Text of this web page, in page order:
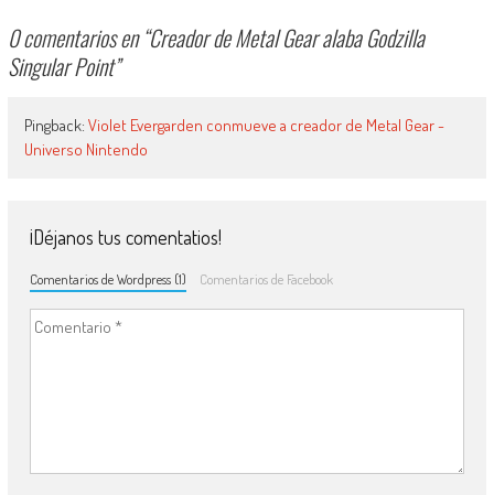
0 comentarios en “Creador de Metal Gear alaba Godzilla
Singular Point”
Pingback: Violet Evergarden conmueve a creador de Metal Gear -
Universo Nintendo
¡Déjanos tus comentatios!
Comentarios de Wordpress (1) Comentarios de Facebook